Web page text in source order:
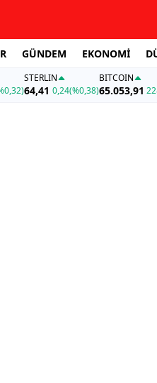
GÜNDEM EKONOMİ
STERLIN
64,41 0,24(%0,38)
BITCOIN
65.053,91